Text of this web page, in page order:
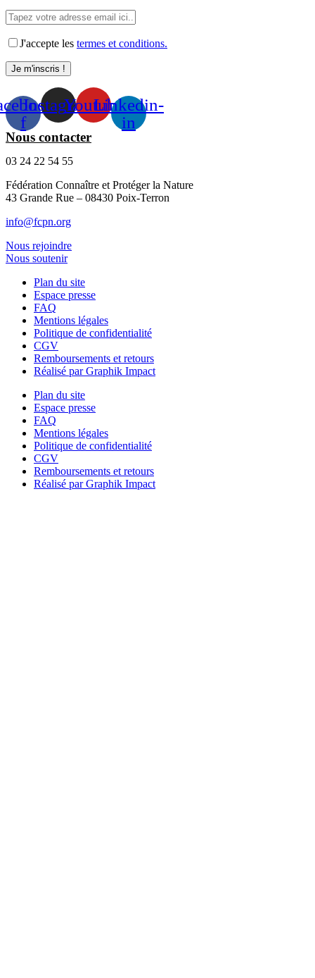
J'accepte les termes et conditions.
f
InstagramYoutubeLinkedin-
in
Nous contacter
03 24 22 54 55
Fédération Connaître et Protéger la Nature
43 Grande Rue – 08430 Poix-Terron
info@fcpn.org
Nous rejoindre
Nous soutenir
Plan du site
Espace presse
FAQ
Mentions légales
Politique de confidentialité
CGV
Remboursements et retours
Réalisé par Graphik Impact
Plan du site
Espace presse
FAQ
Mentions légales
Politique de confidentialité
CGV
Remboursements et retours
Réalisé par Graphik Impact